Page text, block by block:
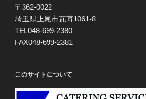
〒362-0022
埼玉県上尾市瓦葺1061-8
TEL048-699-2380
FAX048-699-2381
このサイトについて